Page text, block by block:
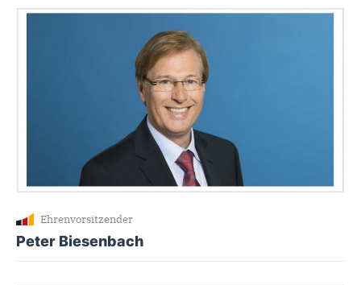
Ehrenvorsitzender
Peter Biesenbach